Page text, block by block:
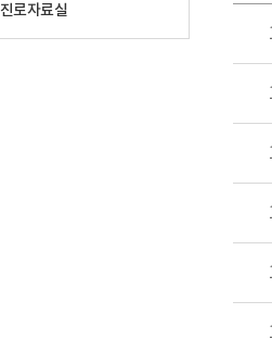
진로자료실